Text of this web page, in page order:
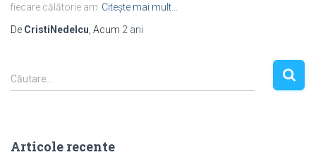
fiecare călătorie am Citește mai mult…
De CristiNedelcu , Acum 2 ani
C
a
d
Căutare…
Articole recente